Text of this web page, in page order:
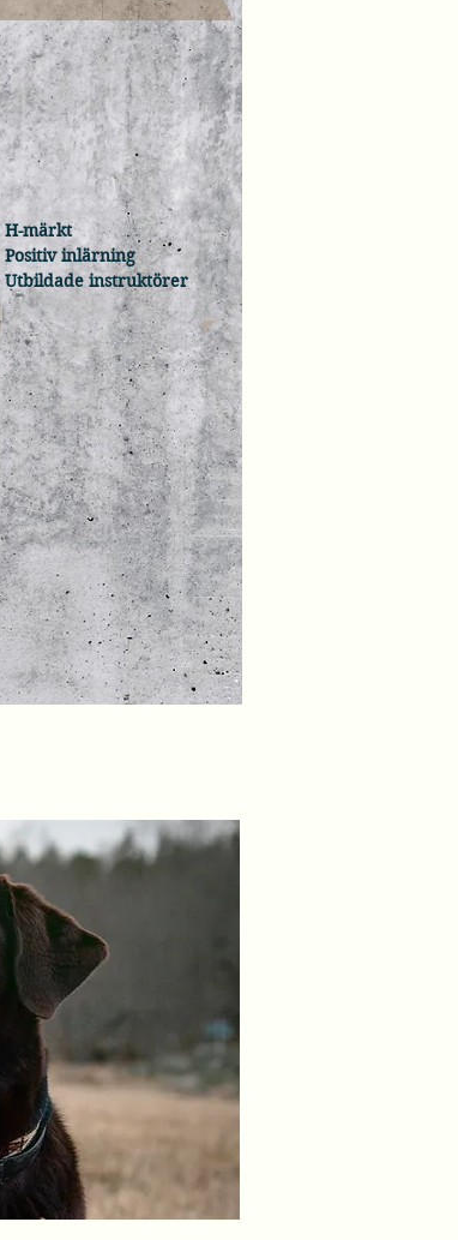
H-märkt
Positiv inlärning
Utbildade instruktörer